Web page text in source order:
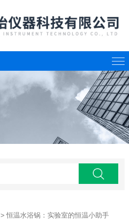
> 恒温水浴锅：实验室的恒温小助手